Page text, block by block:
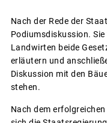
Nach der Rede der
Podiumsdiskussion.
Landwirten beide
erläutern und
Diskussion mit den
stehen.
Nach dem